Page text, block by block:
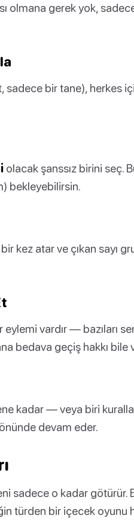
olmana gerek yok,
sadece bir tane), herkes
olacak şanssız birini seç.
bekleyebilirsin.
kez atar ve çıkan sayı
eylemi vardır — bazıları
bedava geçiş hakkı bile
kadar — veya biri
devam eder.
sadece o kadar götürür.
türden bir içecek oyunu